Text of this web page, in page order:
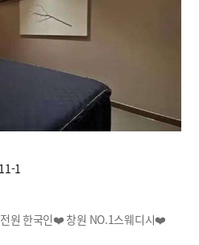
1
원 한국인❤️ 창원 NO.1스웨디시❤️